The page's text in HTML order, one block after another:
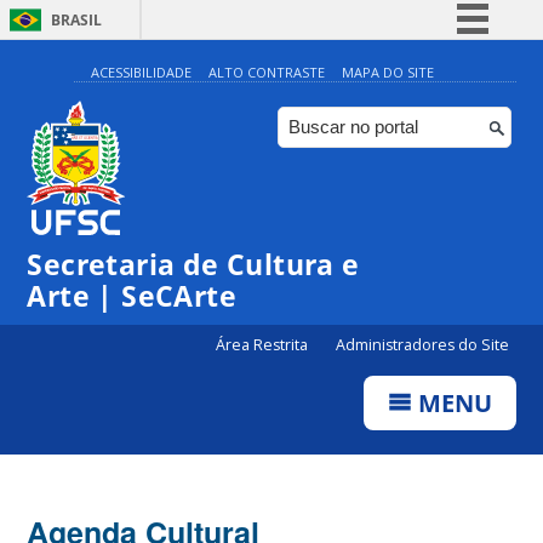
BRASIL
Simplifique!
Comunica BR
Participe
ACESSIBILIDADE ALTO CONTRASTE MAPA DO SITE
Secretaria de Cultura e
Arte | SeCArte
Área Restrita Administradores do Site
MENU
Agenda Cultural